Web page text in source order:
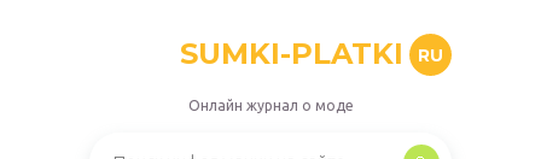
SUMKI-PLATKI RU
Онлайн журнал о моде